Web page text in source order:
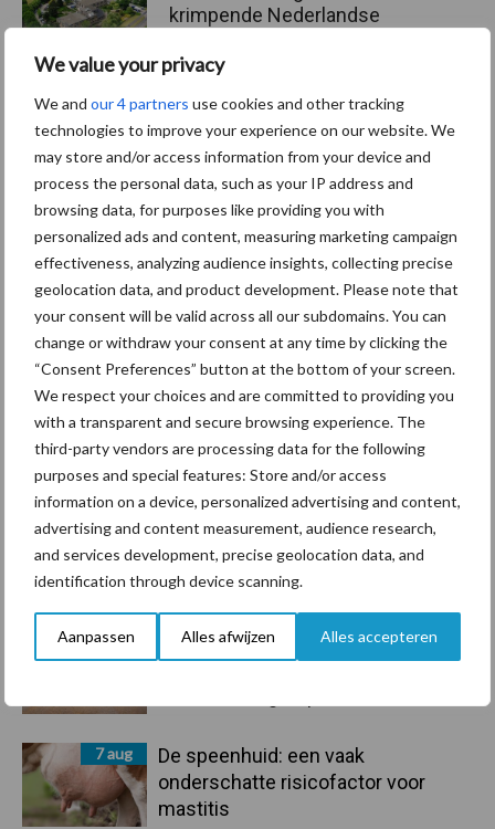
We value your privacy
We and our 4 partners use cookies and other tracking
technologies to improve your experience on our website. We
may store and/or access information from your device and
process the personal data, such as your IP address and
browsing data, for purposes like providing you with
personalized ads and content, measuring marketing campaign
effectiveness, analyzing audience insights, collecting precise
geolocation data, and product development. Please note that
your consent will be valid across all our subdomains. You can
change or withdraw your consent at any time by clicking the
“Consent Preferences” button at the bottom of your screen.
We respect your choices and are committed to providing you
with a transparent and secure browsing experience. The
third-party vendors are processing data for the following
purposes and special features: Store and/or access
information on a device, personalized advertising and content,
advertising and content measurement, audience research,
and services development, precise geolocation data, and
identification through device scanning.
Aanpassen Alles afwijzen Alles accepteren
Primaire
Sidebar
Recent nieuws Partner nieuws
7 aug
Grondstoffenmarkt blijft grillig:
7 aug
De speenhuid: een vaak
onderschatte risicofactor voor
mastitis
krimpende Nederlandse
Themapagina's
Diergezondheid Bemesting Fokkerij
Bedrijfsnieuws
Ligbox &
Voerhekken
Toon meer